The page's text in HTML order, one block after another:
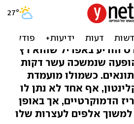
לבית הלבן
אותו
הודיע באפריל שהוא רץ
שנמשכה עשר דקות
כשמולו מועמדת
אף אחד לא נתן לו
הדמוקרטיים, אך באופן
אלפים לעצרות שלו